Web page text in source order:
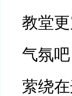
教堂
气氛
萦绕在